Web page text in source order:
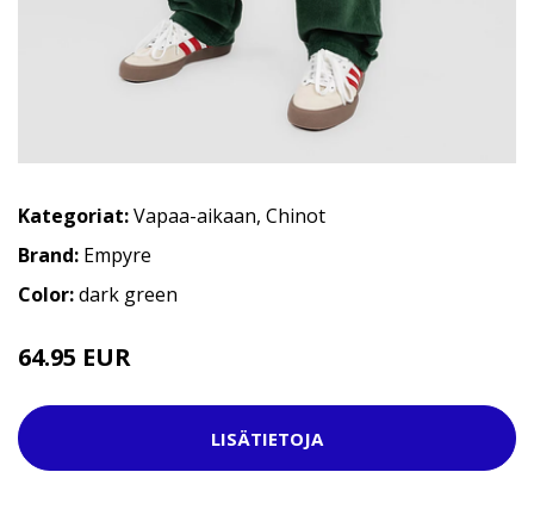
Kategoriat:Vapaa-aikaan, Chinot
Brand: Empyre
Color:dark green
64.95 EUR
LISÄTIETOJA